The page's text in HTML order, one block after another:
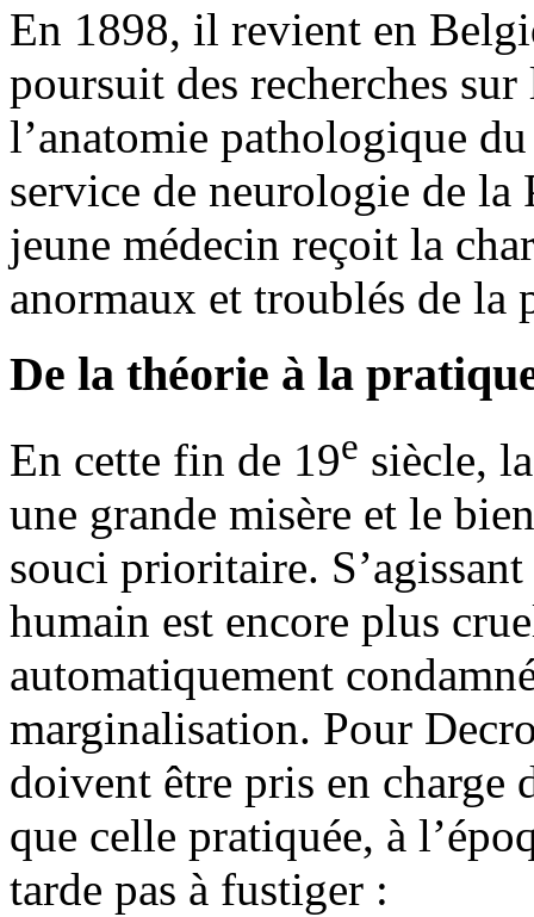
En 1898, il revient en
poursuit des recherches
l’anatomie pathologique
service de neurologie de
jeune médecin reçoit la
anormaux et troublés de la
De la théorie à la
En cette fin de 19e siècle,
une grande misère et le
souci prioritaire.
humain est encore plus
automatiquement
marginalisation. Pour
doivent être pris en charge
que celle pratiquée, à
tarde pas à fustiger :